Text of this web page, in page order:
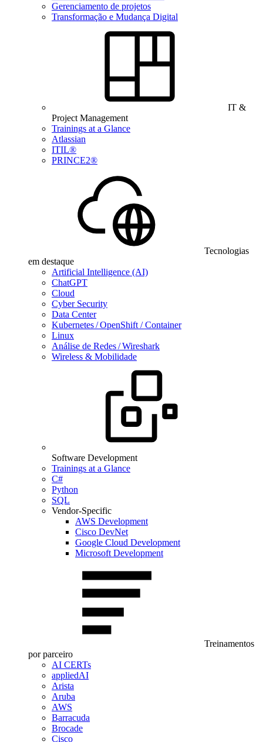
Gerenciamento de projetos
Transformação e Mudança Digital
IT &
Project Management
Trainings at a Glance
Atlassian
ITIL®
PRINCE2®
Tecnologias
em destaque
Artificial Intelligence (AI)
ChatGPT
Cloud
Cyber Security
Data Center
Kubernetes / OpenShift / Container
Linux
Análise de Redes / Wireshark
Wireless & Mobilidade
Software Development
Trainings at a Glance
C#
Python
SQL
Vendor-Specific
AWS Development
Cisco DevNet
Google Cloud Development
Microsoft Development
Treinamentos
por parceiro
AI CERTs
appliedAI
Arista
Aruba
AWS
Barracuda
Brocade
Cisco